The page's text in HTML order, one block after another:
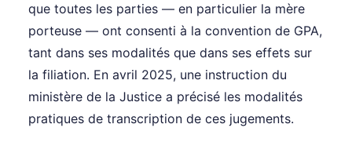
que toutes les parties — en particulier la mère
porteuse — ont consenti à la convention de GPA,
tant dans ses modalités que dans ses effets sur
la filiation. En avril 2025, une instruction du
ministère de la Justice a précisé les modalités
pratiques de transcription de ces jugements.